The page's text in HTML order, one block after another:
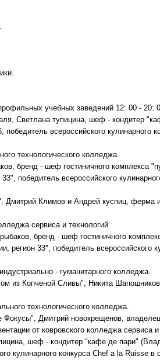
учебных заведений 12: 00 - 20:
Светлана тупицина, шеф - кондитер
всероссийского кулинарного
технологического колледжа.
бренд - шеф гостиничного комплекса
победитель всероссийского
Климов и Андрей куспиц, ферма
сервиса и технологий.
бренд - шеф гостиничного
регион 33", победитель всероссийского
- гуманитарного колледжа.
из Копченой Сливы", Никита
технологического колледжа.
Дмитрий новокрещенов,
от ковровского колледжа сервиса
шеф - кондитер "кафе де пари"
кулинарного конкурса Chef a la Ruisse